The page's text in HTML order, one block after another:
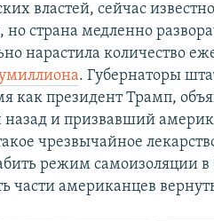
властей, сейчас
страна медленно
нарастила количество
. Губернаторы
как президент Трамп,
назад и призвавший
чрезвычайное
режим самоизоляции
части американцев